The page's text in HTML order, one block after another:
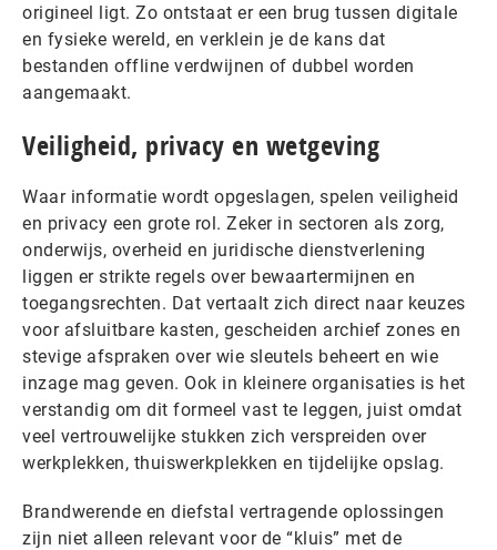
origineel ligt. Zo ontstaat er een brug tussen digitale
en fysieke wereld, en verklein je de kans dat
bestanden offline verdwijnen of dubbel worden
aangemaakt.
Veiligheid, privacy en wetgeving
Waar informatie wordt opgeslagen, spelen veiligheid
en privacy een grote rol. Zeker in sectoren als zorg,
onderwijs, overheid en juridische dienstverlening
liggen er strikte regels over bewaartermijnen en
toegangsrechten. Dat vertaalt zich direct naar keuzes
voor afsluitbare kasten, gescheiden archief zones en
stevige afspraken over wie sleutels beheert en wie
inzage mag geven. Ook in kleinere organisaties is het
verstandig om dit formeel vast te leggen, juist omdat
veel vertrouwelijke stukken zich verspreiden over
werkplekken, thuiswerkplekken en tijdelijke opslag.
Brandwerende en diefstal vertragende oplossingen
zijn niet alleen relevant voor de “kluis” met de